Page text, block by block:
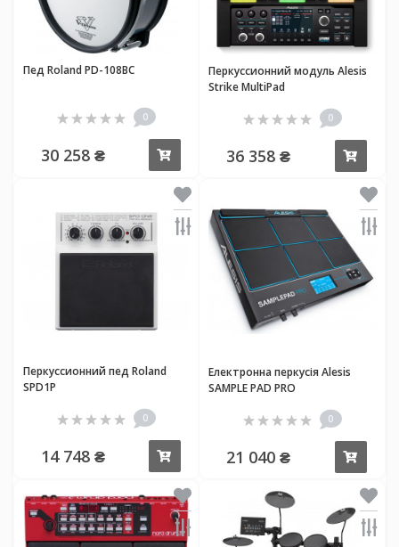
Пед Roland PD-108BC
0
30 258 ₴
Перкуссионний модуль Alesis
Strike MultiPad
0
36 358 ₴
Перкуссионний пед Roland
SPD1P
0
14 748 ₴
Електронна перкусія Alesis
SAMPLE PAD PRO
0
21 040 ₴